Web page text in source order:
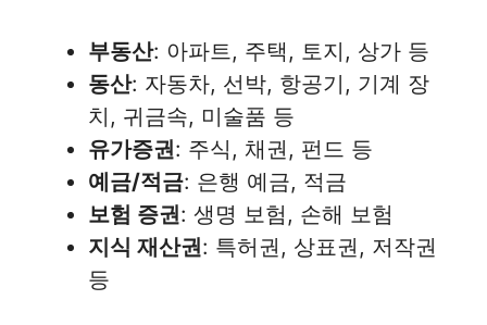
부동산: 아파트, 주택, 토지, 상가 등
동산: 자동차, 선박, 항공기, 기계 장
치, 귀금속, 미술품 등
유가증권: 주식, 채권, 펀드 등
예금/적금: 은행 예금, 적금
보험 증권: 생명 보험, 손해 보험
지식 재산권: 특허권, 상표권, 저작권
등